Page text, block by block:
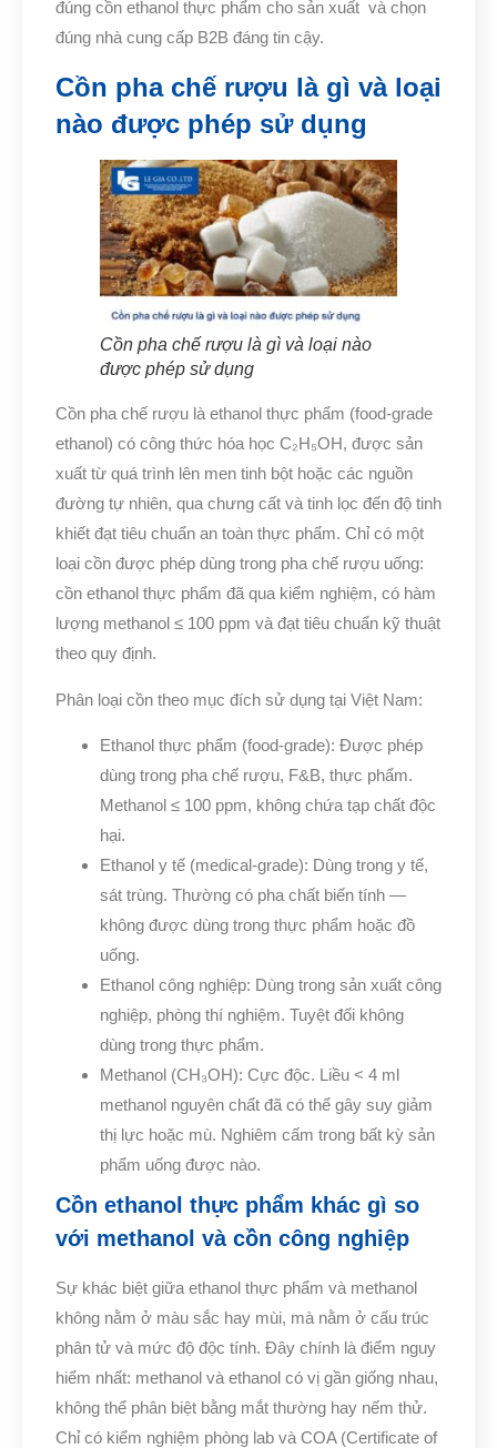
đúng cồn ethanol thực phẩm cho sản xuất và chọn
đúng nhà cung cấp B2B đáng tin cậy.
Cồn pha chế rượu là gì và loại
nào được phép sử dụng
Cồn pha chế rượu là gì và loại nào
được phép sử dụng
Cồn pha chế rượu là ethanol thực phẩm (food-grade
ethanol) có công thức hóa học C₂H₅OH, được sản
xuất từ quá trình lên men tinh bột hoặc các nguồn
đường tự nhiên, qua chưng cất và tinh lọc đến độ tinh
khiết đạt tiêu chuẩn an toàn thực phẩm. Chỉ có một
loại cồn được phép dùng trong pha chế rượu uống:
cồn ethanol thực phẩm đã qua kiểm nghiệm, có hàm
lượng methanol ≤ 100 ppm và đạt tiêu chuẩn kỹ thuật
theo quy định.
Phân loại cồn theo mục đích sử dụng tại Việt Nam:
Ethanol thực phẩm (food-grade): Được phép
dùng trong pha chế rượu, F&B, thực phẩm.
Methanol ≤ 100 ppm, không chứa tạp chất độc
hại.
Ethanol y tế (medical-grade): Dùng trong y tế,
sát trùng. Thường có pha chất biến tính —
không được dùng trong thực phẩm hoặc đồ
uống.
Ethanol công nghiệp: Dùng trong sản xuất công
nghiệp, phòng thí nghiệm. Tuyệt đối không
dùng trong thực phẩm.
Methanol (CH₃OH): Cực độc. Liều < 4 ml
methanol nguyên chất đã có thể gây suy giảm
thị lực hoặc mù. Nghiêm cấm trong bất kỳ sản
phẩm uống được nào.
Cồn ethanol thực phẩm khác gì so
với methanol và cồn công nghiệp
Sự khác biệt giữa ethanol thực phẩm và methanol
không nằm ở màu sắc hay mùi, mà nằm ở cấu trúc
phân tử và mức độ độc tính. Đây chính là điểm nguy
hiểm nhất: methanol và ethanol có vị gần giống nhau,
không thể phân biệt bằng mắt thường hay nếm thử.
Chỉ có kiểm nghiệm phòng lab và COA (Certificate of